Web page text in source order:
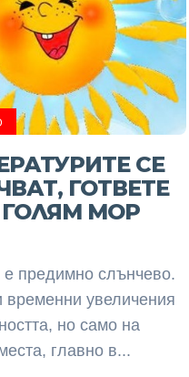
СЕ
ГОТВЕТЕ
ГОЛЯМ МОР
предимно слънчево.
увеличения
но само на
главно в...